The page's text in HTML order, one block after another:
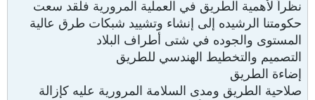
نظراً لأهمية الطريق في العملية المرورية فلقد سعت
حكومتنا الرشيده إلى إنشاء وتشييد شبكات طرق عالية
المستوى والجوده في شتى أطراف البلاد
التصميم والتخطيط الهندسي للطريق
إضاءة الطريق
صلاحية الطريق ومدى السلامة المرورية عليه كإزالة